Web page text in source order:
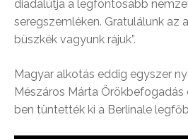
diadalútja a legfontosabb
seregszemléken. Gratulálunk az
büszkék vagyunk rájuk”.
Magyar alkotás eddig egyszer
Mészáros Márta
ben tüntették ki a Berlinale